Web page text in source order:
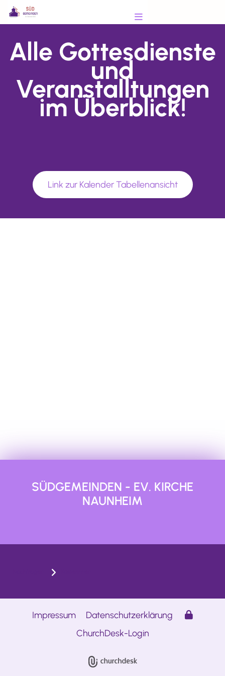
Alle Gottesdienste
und
Veranstalltungen
im Überblick!
Link zur Kalender Tabellenansicht
SÜDGEMEINDEN - EV. KIRCHE
NAUNHEIM
Impressum
Datenschutzerklärung
ChurchDesk-Login